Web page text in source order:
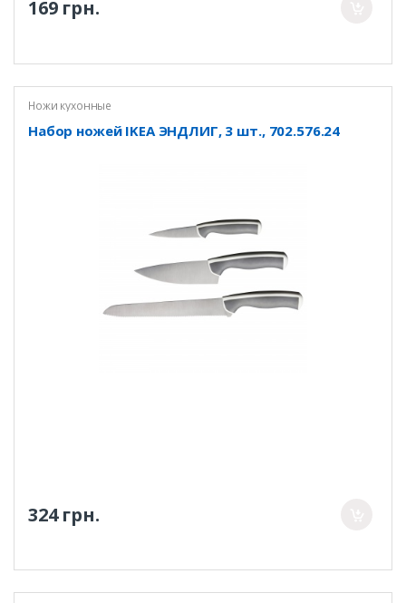
169 грн.
Ножи кухонные
Набор ножей IKEA ЭНДЛИГ, 3 шт., 702.576.24
324 грн.